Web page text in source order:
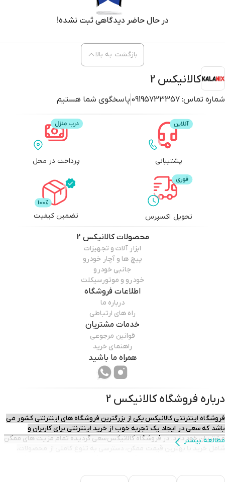
در حال حاضر دیدگاهی ثبت نشده!
کالانیکس 2
شماره تماس: 09195733357 پاسخگوی شما هستیم
بازگشت به بالا
پشتیبانی پرداخت در محل
تحویل اکسپرس تضمین کیفیت
محصولاتکالانیکس 2
ابزار آلات و تجهیزات
پیچ ها و آچار خودرو
جانبی خودرو
خودرو و موتورسیکلت
اطلاعات فروشگاه
درباره ما
راه های ارتباطی
خدمات مشتریان
قوانین مرجوعی
راهنمای خرید
همراه ما باشید
درباره فروشگاهکالانیکس 2
فروشگاه اینترنتی کالانیکس یکی از بزرگترین فروشگاه های اینترنتی کشور می
باشد که سعی در ایجاد یک تجربه خوب از خرید اینترنتی برای کاربران و
مشتریان خود دارد. در فروشگاه کالانیکس سعی گردیده تمام مزیت های ممکن
شامل خرید با بهترین قیمت ممکن، دسترسی به تنوع کاملی از محصولات،
در حداقل زمان ممکن در منزل یا محل کار خود تحویل گیرند.​​​​​​​
مطالعه بیشتر